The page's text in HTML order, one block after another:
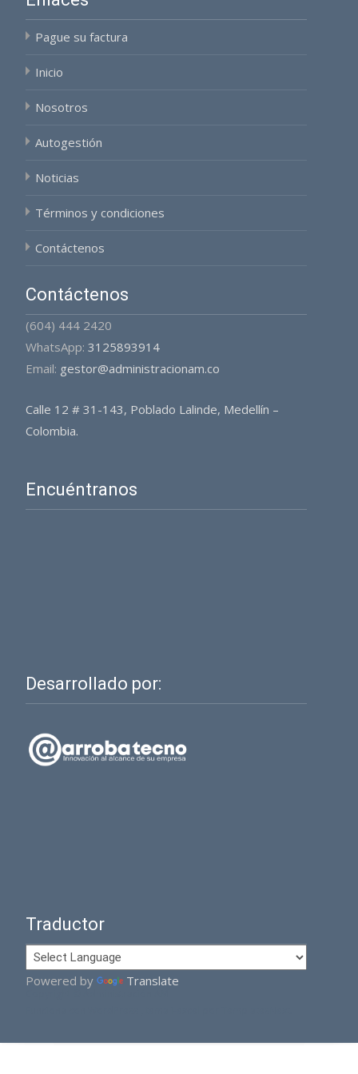
Pague su factura
Inicio
Nosotros
Autogestión
Noticias
Términos y condiciones
Contáctenos
Contáctenos
(604) 444 2420
WhatsApp: 3125893914
Email: gestor@administracionam.co
Calle 12 # 31-143, Poblado Lalinde, Medellín –
Colombia.
Encuéntranos
Desarrollado por:
Traductor
Powered by Translate